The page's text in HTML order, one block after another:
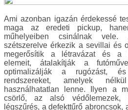
Ami azonban igazán érdekessé
maga az eredeti pickup,
műhelyeiben csinálnak vele.
szétszerelve érkezik a sevillai és
megerősítik a létravázat és a
elemeit, átalakítják a
optimalizálják a rugózást,
rendszereket, amelyek
használhatatlan lenne. Ilyen a
csörlő, az alsó védőlemezek,
légszűrés, a defekttűrő abroncsok,